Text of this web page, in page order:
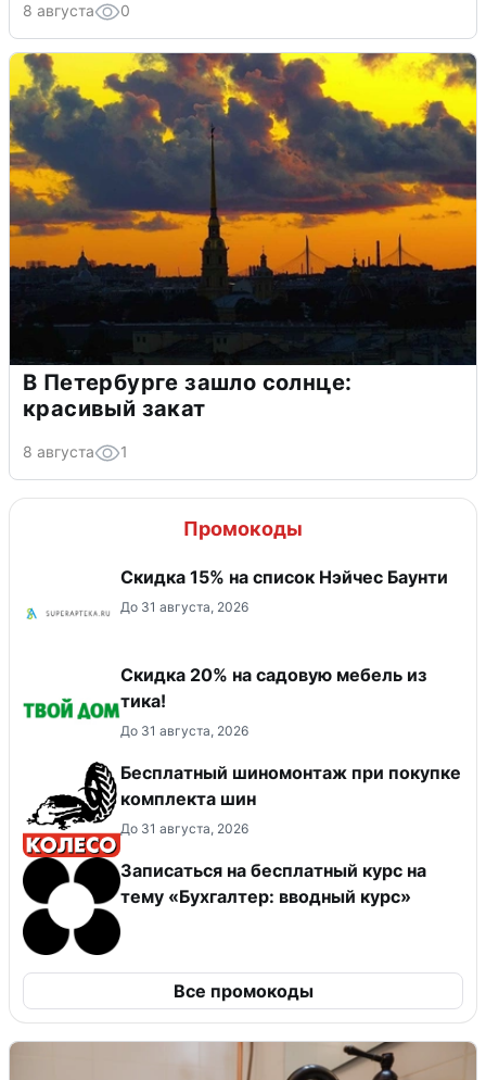
8 августа 0
В Петербурге зашло солнце:
красивый закат
8 августа 1
Промокоды
Скидка 15% на список Нэйчес Баунти
До 31 августа, 2026
Скидка 20% на садовую мебель из
тика!
До 31 августа, 2026
Бесплатный шиномонтаж при покупке
комплекта шин
До 31 августа, 2026
Записаться на бесплатный курс на
тему «Бухгалтер: вводный курс»
Все промокоды